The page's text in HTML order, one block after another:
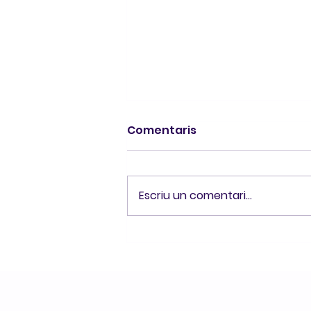
Comentaris
Escriu un comentari...